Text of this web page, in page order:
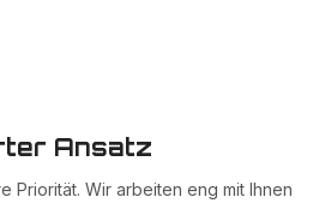
Ansatz
Priorität. Wir arbeiten eng mit Ihnen